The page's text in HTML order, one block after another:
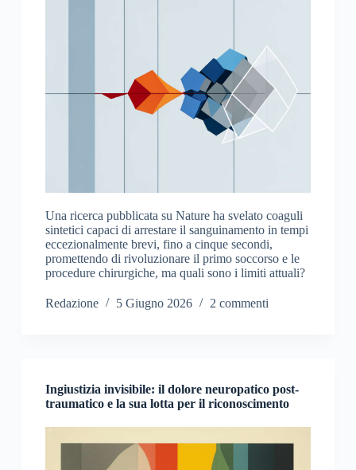
Una ricerca pubblicata su Nature ha svelato coaguli
sintetici capaci di arrestare il sanguinamento in tempi
eccezionalmente brevi, fino a cinque secondi,
promettendo di rivoluzionare il primo soccorso e le
procedure chirurgiche, ma quali sono i limiti attuali?
Redazione 5 Giugno 2026 2 commenti
Ingiustizia invisibile: il dolore neuropatico post-
traumatico e la sua lotta per il riconoscimento